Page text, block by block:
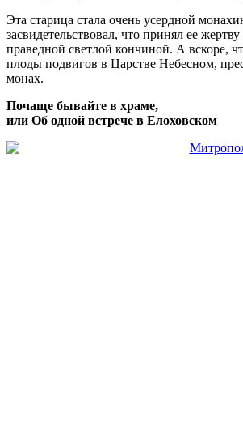
Эта старица стала очень усердной
засвидетельствовал, что принял ее
праведной светлой кончиной. А вскоре,
плоды подвигов в Царстве Небесном,
монах.
Почаще бывайте в храме,
или Об одной встрече в Елоховском